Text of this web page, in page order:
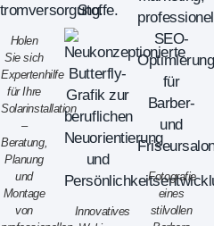
Holen
Sie sich
Expertenhilfe
für Ihre
Solarinstallation
–
Beratung,
Planung
und
Montage
von
Innovatives
Fotografie
eines
stilvollen